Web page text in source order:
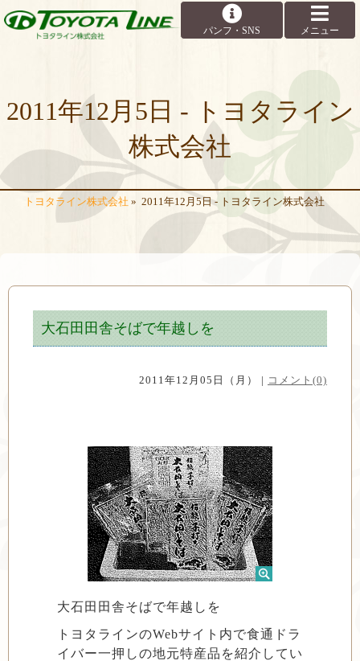
2011年12月5日 - トヨタライン
株式会社
トヨタライン株式会社 » 2011年12月5日 - トヨタライン株式会社
大石田田舎そばで年越しを
2011年12月05日（月） | コメント(0)
大石田田舎そばで年越しを
トヨタラインのWebサイト内で食通ドラ
イバー一押しの地元特産品を紹介してい